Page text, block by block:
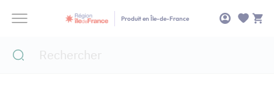
Produit en Île-de-France